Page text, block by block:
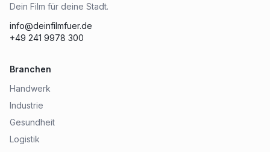
Dein Film für deine Stadt.
info@deinfilmfuer.de
+49 241 9978 300
Branchen
Handwerk
Industrie
Gesundheit
Logistik